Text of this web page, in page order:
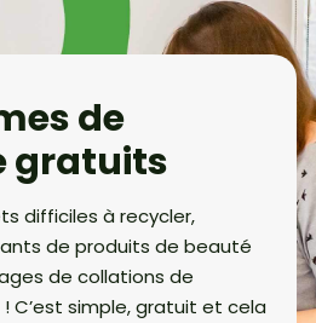
de
gratuits
difficiles à recycler,
de produits de beauté
de collations de
C’est simple, gratuit et cela